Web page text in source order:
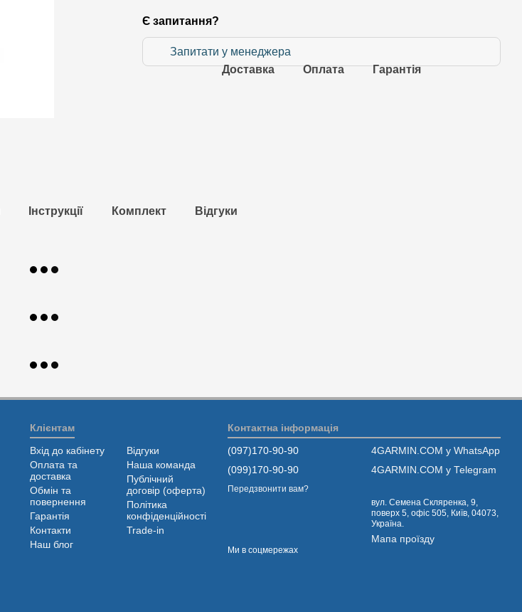
Є запитання?
Запитати у менеджера
Доставка
Оплата Гарантія
Інструкції Комплект Відгуки
Клієнтам
Вхід до кабінету
Оплата та
доставка
Обмін та
повернення
Гарантія
Контакти
Наш блог
Відгуки
Наша команда
Публічний
договір (оферта)
Політика
конфіденційності
Trade-in
Контактна інформація
(097)170-90-90
(099)170-90-90
Передзвонити вам?
4GARMIN.COM у WhatsApp
4GARMIN.COM у Telegram
вул. Семена Скляренка, 9,
поверх 5, офіс 505, Київ, 04073,
Україна.
Мапа проїзду
Ми в соцмережах